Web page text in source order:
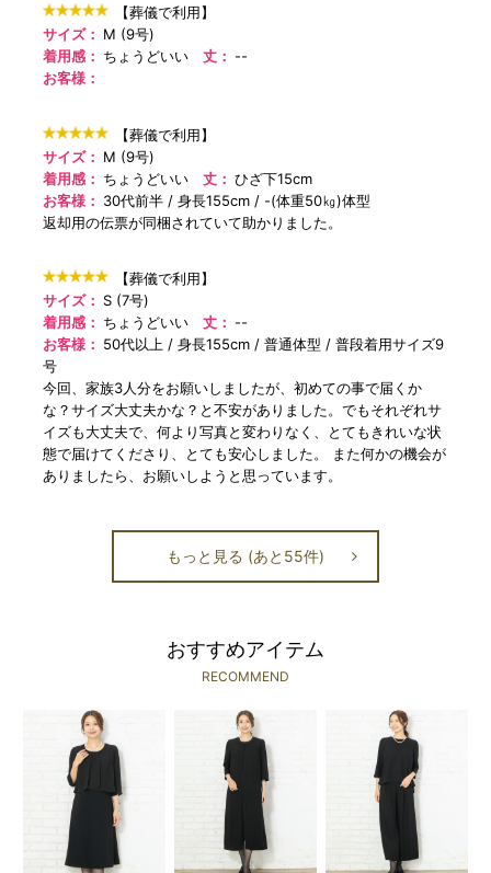
【葬儀で利用】
サイズ： M (9号)
着用感： ちょうどいい 丈： --
お客様：
【葬儀で利用】
サイズ： M (9号)
着用感： ちょうどいい 丈：ひざ下15cm
お客様： 30代前半 身長155cm
-(体重50㎏)体型
返却用の伝票が同梱されていて助かりました。
【葬儀で利用】
サイズ： S (7号)
着用感： ちょうどいい 丈： --
お客様： 50代以上 身長155cm 普通体型
普段着用サイズ9
号
今回、家族3人分をお願いしましたが、初めての事で届くか
な？サイズ大丈夫かな？と不安がありました。でもそれぞれサ
イズも大丈夫で、何より写真と変わりなく、とてもきれいな状
態で届けてくださり、とても安心しました。 また何かの機会が
ありましたら、お願いしようと思っています。
もっと見る (あと55件)
おすすめアイテム
RECOMMEND